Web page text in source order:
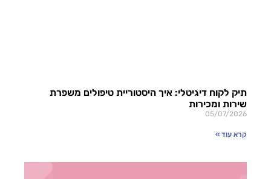
תיק לקוח דיגיטלי: איך היסטוריית טיפולים משפרת
שירות ומכירות
05/07/2026
קרא עוד »